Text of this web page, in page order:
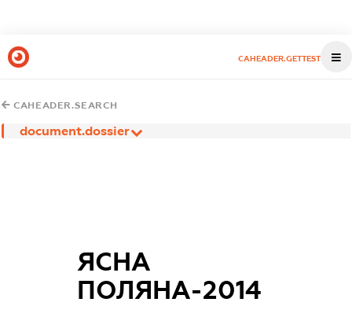
CAHEADER.GETTEST
CAHEADER.SEARCH
document.dossier
ЯСНА
ПОЛЯНА-2014